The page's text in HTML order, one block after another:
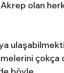
olan
çokça